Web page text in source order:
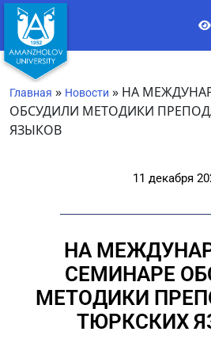
Главная » Новости » НА
ОБСУДИЛИ МЕТОДИКИ
ЯЗЫКОВ
11 декабря
НА
СЕМИНАРЕ
МЕТОДИКИ
ТЮРКСКИХ